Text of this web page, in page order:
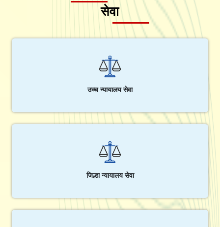
सेवा
उच्च न्यायालय सेवा
जिल्हा न्यायालय सेवा